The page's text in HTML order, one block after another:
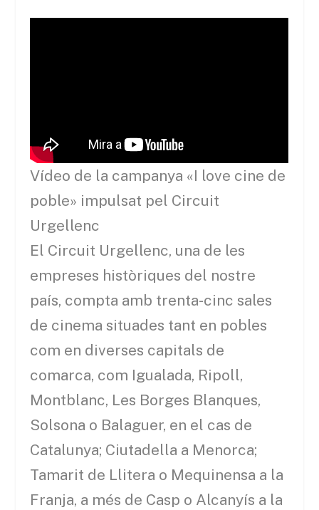
Vídeo de la campanya «I love cine de
poble» impulsat pel Circuit
Urgellenc
El Circuit Urgellenc, una de les
empreses històriques del nostre
país, compta amb trenta-cinc sales
de cinema situades tant en pobles
com en diverses capitals de
comarca, com Igualada, Ripoll,
Montblanc, Les Borges Blanques,
Solsona o Balaguer, en el cas de
Catalunya; Ciutadella a Menorca;
Tamarit de Llitera o Mequinensa a la
Franja, a més de Casp o Alcanyís a la